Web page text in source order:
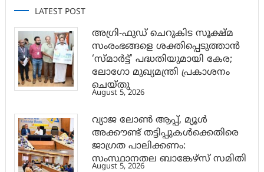
LATEST POST
അഗ്രി-ഫുഡ് ചെറുകിട സൂക്ഷ്മ
സംരംഭങ്ങളെ ശക്തിപ്പെടുത്താന്‍
‘സ്മാര്‍ട്ട്’ പദ്ധതിയുമായി കേര;
ലോഗോ മുഖ്യമന്ത്രി പ്രകാശനം
ചെയ്തു
August 5, 2026
വ്യാജ ലോൺ ആപ്പ്, മ്യൂൾ
അക്കൗണ്ട് തട്ടിപ്പുകൾക്കെതിരെ
ജാ​ഗ്രത പാലിക്കണം:
സംസ്ഥാനതല ബാങ്കേഴ്സ് സമിതി
August 5, 2026